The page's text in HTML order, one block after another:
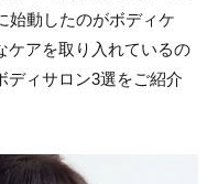
始動したのがボディケ
ケアを取り入れているの
ディサロン3選をご紹介